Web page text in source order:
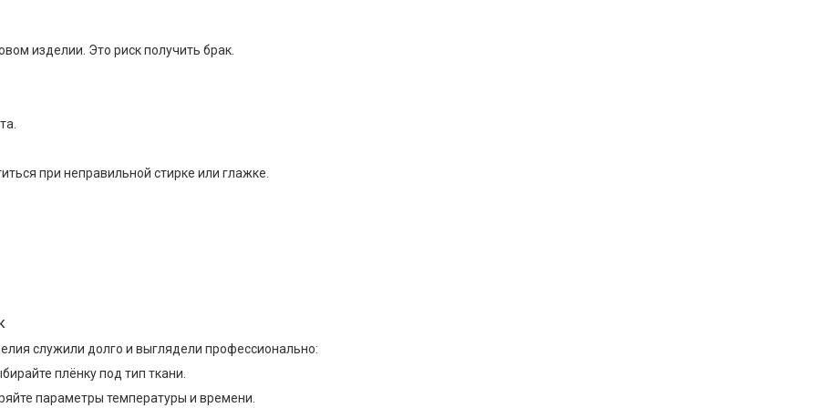
изделии. Это риск получить брак.
при неправильной стирке или глажке.
служили долго и выглядели профессионально:
плёнку под тип ткани.
параметры температуры и времени.